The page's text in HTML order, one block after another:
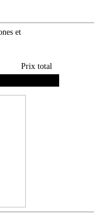
et
Prix ​​total